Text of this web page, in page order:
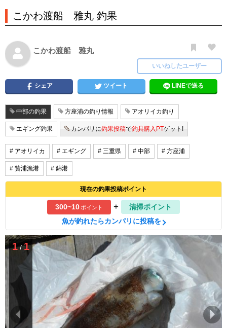
こかわ渡船 雅丸 釣果
こかわ渡船 雅丸
いいねしたユーザー
シェア ツイート LINEで送る
中部の釣果 方座浦の釣り情報 アオリイカ釣り
エギング釣果 カンパリに釣果投稿で釣具購入PTゲット!
# アオリイカ # エギング # 三重県 # 中部 # 方座浦
# 贄浦漁港 # 錦港
現在の釣果投稿ポイント
300~10ポイント +
清掃ポイント
魚が釣れたらカンパリに投稿を
1/1